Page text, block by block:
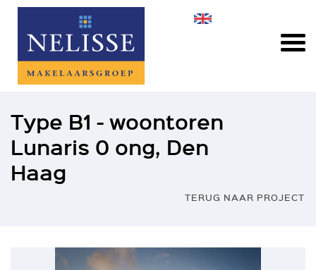
Type B1 - woontoren
Lunaris 0 ong, Den
Haag
TERUG NAAR PROJECT